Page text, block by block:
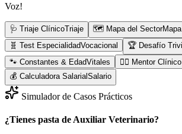
Voz!
🩺 Triaje ClínicoTriaje 🗺️ Mapa del SectorMapa
🧬 Test EspecialidadVocacional 🏆 Desafío
🐾 Constantes & EdadVitales 👨‍⚕️ Mentor
💰 Calculadora SalarialSalario
Simulador de Casos Prácticos
¿Tienes pasta de Auxiliar Veterinario?